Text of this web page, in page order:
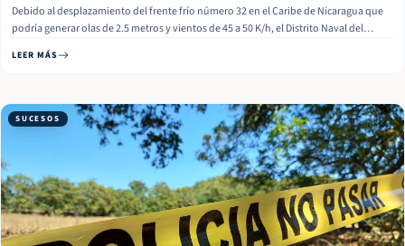
Debido al desplazamiento del frente frío número 32 en el Caribe de Nicaragua que
podría generar olas de 2.5 metros y vientos de 45 a 50 K/h, el Distrito Naval del
febrero. “Se… Read More
LEER MÁS
SUCESOS